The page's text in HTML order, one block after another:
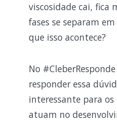
viscosidade cai, fica
fases se separam
que isso acontece?
No
responder essa
interessante para
atuam no